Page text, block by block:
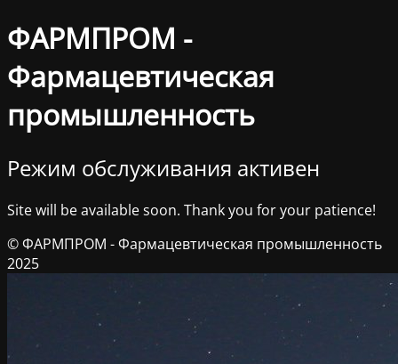
ФАРМПРОМ -
Фармацевтическая
промышленность
Режим обслуживания активен
Site will be available soon. Thank you for your patience!
© ФАРМПРОМ - Фармацевтическая промышленность
2025